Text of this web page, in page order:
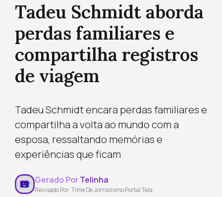
Tadeu Schmidt aborda
perdas familiares e
compartilha registros
de viagem
Tadeu Schmidt encara perdas familiares e
compartilha a volta ao mundo com a
esposa, ressaltando memórias e
experiências que ficam
Gerado PorTelinha
Revisado Por: Time De Jornalismo Portal Tela